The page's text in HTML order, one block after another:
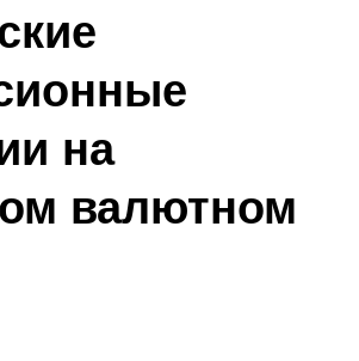
на
валютном